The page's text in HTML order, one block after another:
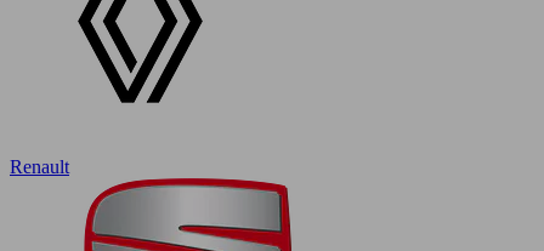
Renault